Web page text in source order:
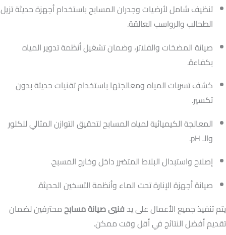
تنظيف شامل لأرضيات وجدران المسابح باستخدام أجهزة حديثة تزيل
الطحالب والرواسب العالقة.
صيانة المضخات والفلاتر، وضمان تشغيل أنظمة تدوير المياه
بكفاءة.
كشف تسربات المياه ومعالجتها باستخدام تقنيات حديثة بدون
تكسير.
المعالجة الكيميائية لمياه المسابح لتحقيق التوازن المثالي للكلور
والـ pH.
إصلاح واستبدال البلاط المتضرر داخل وخارج المسبح.
صيانة أجهزة الإنارة تحت الماء وأنظمة التسخين الحديثة.
يتم تنفيذ جميع الأعمال على يدفنيي صيانة مسابحمحترفين لضمان
تقديم أفضل النتائج في أقل وقت ممكن.